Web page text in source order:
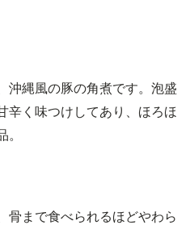
沖縄風の豚の角煮です。泡盛
辛く味つけしてあり、ほろほ
骨まで食べられるほどやわら